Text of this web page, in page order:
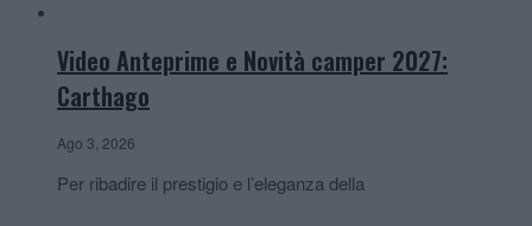
Video Anteprime e Novità camper 2027:
Carthago
Ago 3, 2026
Per ribadire il prestigio e l’eleganza della